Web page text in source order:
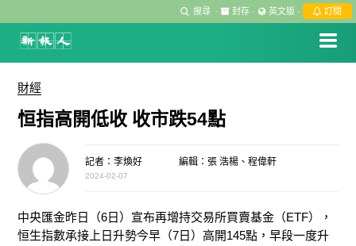
搜尋 · 封存 · 英文版 · 訂閱
財經
恒指高開低收 收市跌54點
記者：李煥好 編輯：張 浩楊、程偉軒
2024-02-07
中央匯金昨日 （6日 ） 宣布再增持交易所買賣基金 （ETF），
恒生指數承接上日升勢今早（7日）高開145點，早段一度升